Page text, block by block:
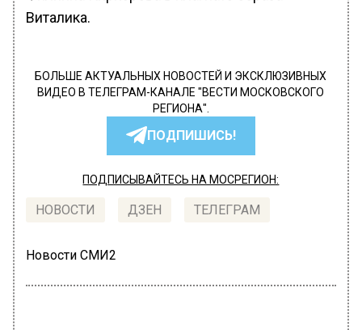
Виталика.
БОЛЬШЕ АКТУАЛЬНЫХ НОВОСТЕЙ И ЭКСКЛЮЗИВНЫХ
ВИДЕО В ТЕЛЕГРАМ-КАНАЛЕ "ВЕСТИ МОСКОВСКОГО
РЕГИОНА".
ПОДПИШИСЬ!
ПОДПИСЫВАЙТЕСЬ НА МОСРЕГИОН:
НОВОСТИ ДЗЕН ТЕЛЕГРАМ
Новости СМИ2